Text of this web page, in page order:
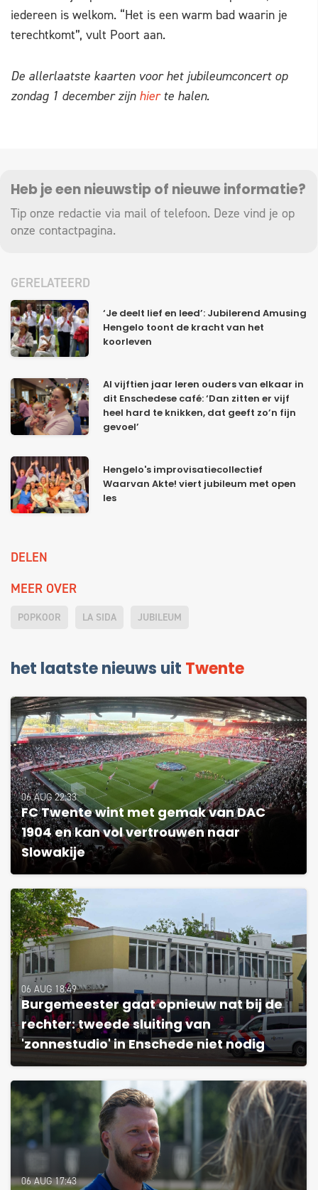
iedereen is welkom. “Het is een warm bad waarin je
terechtkomt”, vult Poort aan.
De allerlaatste kaarten voor het jubileumconcert op
zondag 1 december zijn hierte halen.
Heb je een nieuwstip of nieuwe informatie?
Tip onze redactie via mail of telefoon. Deze vind je op
onze contactpagina.
GERELATEERD
‘Je deelt lief en leed’: Jubilerend Amusing
Hengelo toont de kracht van het
koorleven
Al vijftien jaar leren ouders van elkaar in
dit Enschedese café: ‘Dan zitten er vijf
heel hard te knikken, dat geeft zo’n fijn
gevoel’
Hengelo's improvisatiecollectief
Waarvan Akte! viert jubileum met open
les
DELEN
MEER OVER
POPKOOR LA SIDA JUBILEUM
het laatste nieuws uit Twente
06 AUG 22:33
FC Twente wint met gemak van DAC
1904 en kan vol vertrouwen naar
Slowakije
06 AUG 18:49
Burgemeester gaat opnieuw nat bij de
rechter: tweede sluiting van
'zonnestudio' in Enschede niet nodig
06 AUG 17:43